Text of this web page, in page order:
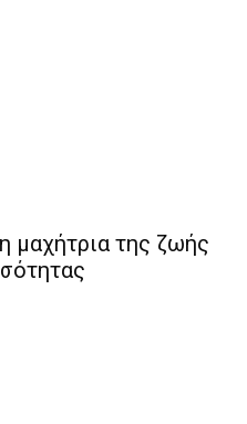
μαχήτρια της ζωής